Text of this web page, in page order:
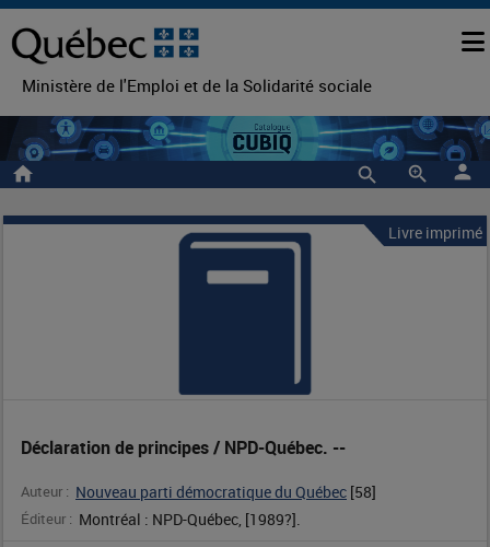
Ministère de l'Emploi et de la Solidarité sociale
home zoom_in person
Déclaration
NPD-
Québec.
Livre imprimé
Déclaration de principes / NPD-Québec. --
Auteur : Nouveau parti démocratique du Québec [58]
Éditeur : Montréal : NPD-Québec, [1989?].